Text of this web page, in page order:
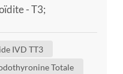
- T3;
IVD TT3
Totale